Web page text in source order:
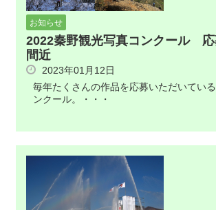
お知らせ
2022秦野観光写真コンクール 応
間近
2023年01月12日
毎年たくさんの作品を応募いただいてい
ンクール。・・・